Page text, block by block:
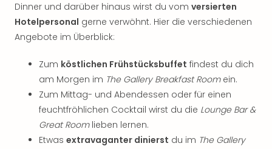
Dinner und darüber hinaus wirst du vom versierten
Hotelpersonal gerne verwöhnt. Hier die verschiedenen
Angebote im Überblick:
Zum köstlichen Frühstücksbuffet findest du dich
am Morgen im The Gallery Breakfast Roomein.
Zum Mittag- und Abendessen oder für einen
feuchtfröhlichen Cocktail wirst du die Lounge Bar &
Great Roomlieben lernen.
Etwas extravaganter dinierst du im The Gallery